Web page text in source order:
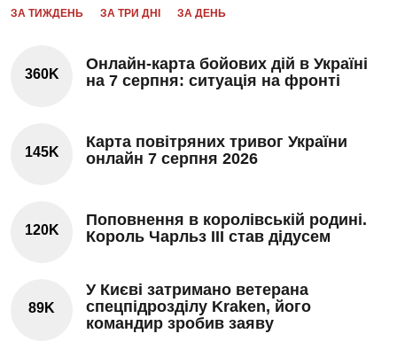
ЗА ТИЖДЕНЬ ЗА ТРИ ДНІ ЗА ДЕНЬ
360K
Онлайн-карта бойових дій в Україні
на 7 серпня: ситуація на фронті
145K
Карта повітряних тривог України
онлайн 7 серпня 2026
120K
Поповнення в королівській родині.
Король Чарльз III став дідусем
89K
У Києві затримано ветерана
спецпідрозділу Kraken, його
командир зробив заяву